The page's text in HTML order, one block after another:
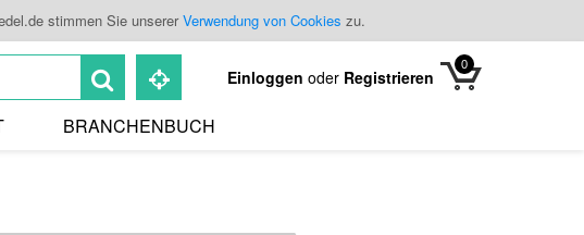
stimmen Sie unsererVerwendung von Cookies zu.
Einloggen oder Registrieren
0
BRANCHENBUCH